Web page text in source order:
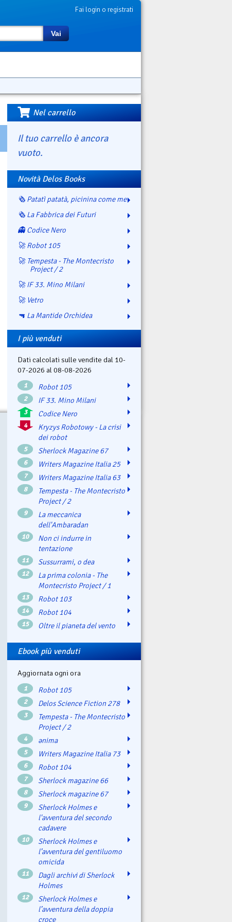
Fai login o registrati
Vai
Nel carrello
Il tuo carrello è ancora
vuoto.
Novità Delos Books
🗞️ Patatì patatà, picinina come me
🗞️ La Fabbrica dei Futuri
👻 Codice Nero
🚀 Robot 105
🚀 Tempesta - The Montecristo
Project / 2
🚀 IF 33. Mino Milani
🚀 Vetro
🔫 La Mantide Orchidea
I più venduti
Dati calcolati sulle vendite dal 10-
07-2026 al 08-08-2026
1 Robot 105
2 IF 33. Mino Milani
3 Codice Nero
4
Kryzys Robotowy - La crisi
dei robot
5 Sherlock Magazine 67
6 Writers Magazine Italia 25
7 Writers Magazine Italia 63
8
Tempesta - The Montecristo
Project / 2
9
La meccanica
dell'Ambaradan
10
Non ci indurre in
tentazione
11 Sussurrami, o dea
12
La prima colonia - The
Montecristo Project / 1
13 Robot 103
14 Robot 104
15 Oltre il pianeta del vento
Ebook più venduti
Aggiornata ogni ora
1 Robot 105
2 Delos Science Fiction 278
3
Tempesta - The Montecristo
Project / 2
4 ənima
5 Writers Magazine Italia 73
6 Robot 104
7 Sherlock magazine 66
8 Sherlock magazine 67
9
Sherlock Holmes e
l'avventura del secondo
cadavere
10
Sherlock Holmes e
l’avventura del gentiluomo
omicida
11
Dagli archivi di Sherlock
Holmes
12
Sherlock Holmes e
l’avventura della doppia
croce